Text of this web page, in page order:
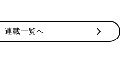
連載一覧へ